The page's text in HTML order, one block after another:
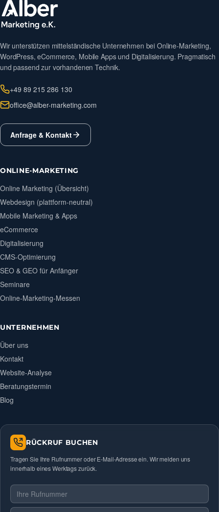
Wir unterstützen mittelständische Unternehmen bei Online-Marketing,
WordPress, eCommerce, Mobile Apps und Digitalisierung. Pragmatisch
und passend zur vorhandenen Technik.
+49 89 215 286 130
office@alber-marketing.com
Anfrage & Kontakt
ONLINE-MARKETING
Online Marketing (Übersicht)
Webdesign (plattform-neutral)
Mobile Marketing & Apps
eCommerce
Digitalisierung
CMS-Optimierung
SEO & GEO für Anfänger
Seminare
Online-Marketing-Messen
UNTERNEHMEN
Über uns
Kontakt
Website-Analyse
Beratungstermin
Blog
RÜCKRUF BUCHEN
Tragen Sie Ihre Rufnummer oder E-Mail-Adresse ein. Wir melden uns
innerhalb eines Werktags zurück.
Telefonnummer